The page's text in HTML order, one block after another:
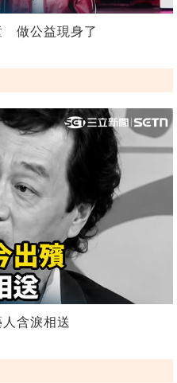
做公益現身了
含淚相送